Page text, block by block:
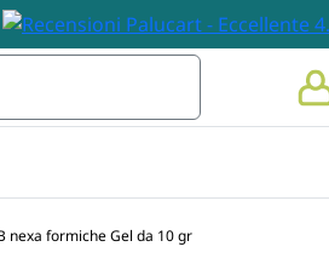
nexa formiche Gel da 10 gr